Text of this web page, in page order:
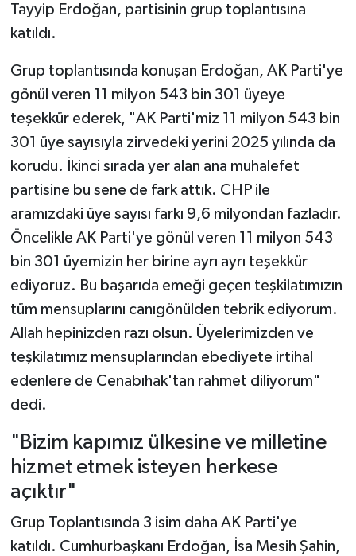
Tayyip Erdoğan, partisinin grup toplantısına
katıldı.
Grup toplantısında konuşan Erdoğan, AK Parti'ye
gönül veren 11 milyon 543 bin 301 üyeye
teşekkür ederek, "AK Parti'miz 11 milyon 543 bin
301 üye sayısıyla zirvedeki yerini 2025 yılında da
korudu. İkinci sırada yer alan ana muhalefet
partisine bu sene de fark attık. CHP ile
aramızdaki üye sayısı farkı 9,6 milyondan fazladır.
Öncelikle AK Parti'ye gönül veren 11 milyon 543
bin 301 üyemizin her birine ayrı ayrı teşekkür
ediyoruz. Bu başarıda emeği geçen teşkilatımızın
tüm mensuplarını canıgönülden tebrik ediyorum.
Allah hepinizden razı olsun. Üyelerimizden ve
teşkilatımız mensuplarından ebediyete irtihal
edenlere de Cenabıhak'tan rahmet diliyorum"
dedi.
"Bizim kapımız ülkesine ve milletine
hizmet etmek isteyen herkese
açıktır"
Grup Toplantısında 3 isim daha AK Parti'ye
katıldı. Cumhurbaşkanı Erdoğan, İsa Mesih Şahin,